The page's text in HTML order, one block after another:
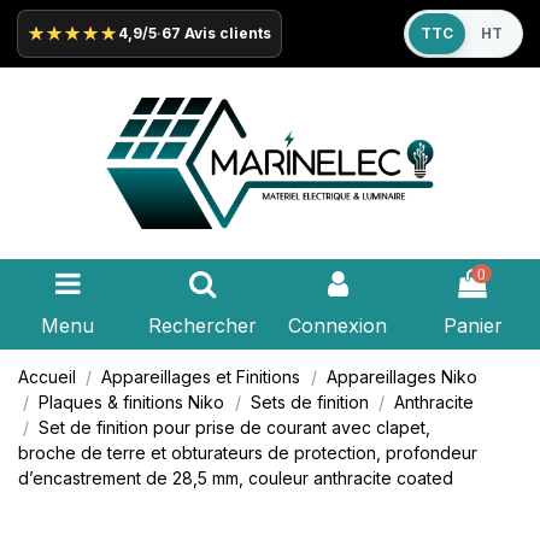
★★★★★ 4,9/5·67 Avis clients TTC HT
Menu Rechercher Connexion
0
Panier
Accueil Appareillages et Finitions Appareillages Niko
Plaques & finitionsNiko Sets de finition
Anthracite
Set de finition pourprise de courant avec clapet,
broche de terre et obturateurs de protection, profondeur
d’encastrement de 28,5 mm, couleur anthracite coated